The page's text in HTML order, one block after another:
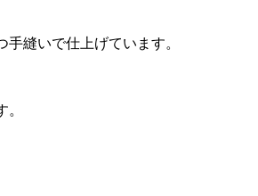
手縫いで仕上げています。